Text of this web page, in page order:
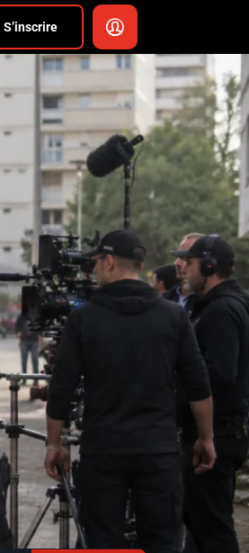
S’inscrire